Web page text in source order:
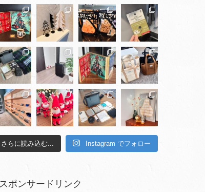
さらに読み込む... Instagram でフォロー
スポンサードリンク